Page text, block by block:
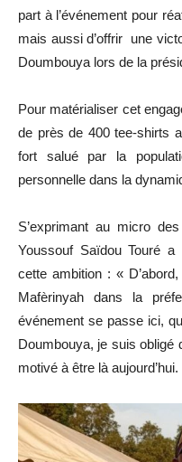
part à l’événement pour
mais aussi d’offrir une
Doumbouya lors de la
Pour matérialiser cet
de près de 400 tee-shirts
fort salué par la
personnelle dans la
S’exprimant au micro
Youssouf Saïdou Touré
cette ambition : «
Mafèrinyah dans la
événement se passe ici,
Doumbouya, je suis obligé
motivé à être là aujourd’hui.